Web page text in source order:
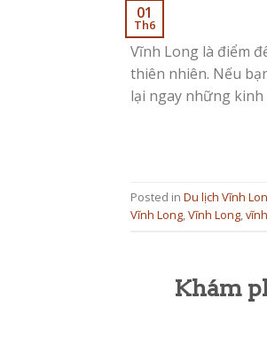
01
Th6
Vĩnh Long là điểm
thiên nhiên. Nếu
lại ngay những
Posted in Du lịch Vĩnh
Vĩnh Long,Vĩnh Long,
Khám